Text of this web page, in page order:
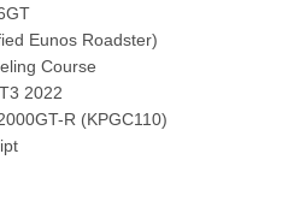
Eunos Roadster)
Course
2022
R (KPGC110)